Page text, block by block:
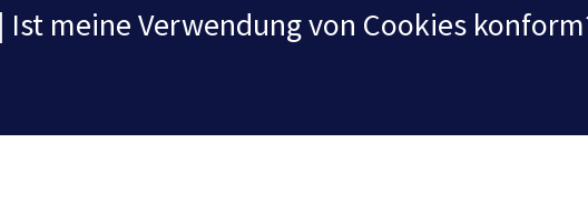
Ist meine Verwendung von Cookies